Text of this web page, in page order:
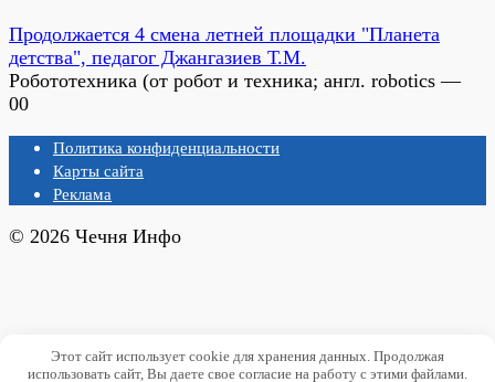
Продолжается 4 смена летней площадки "Планета
детства", педагог Джангазиев Т.М.
Робототехника (от робот и техника; англ. robotics —
00
Политика конфиденциальности
Карты сайта
Реклама
© 2026 Чечня Инфо
Этот сайт использует cookie для хранения данных. Продолжая
использовать сайт, Вы даете свое согласие на работу с этими файлами.